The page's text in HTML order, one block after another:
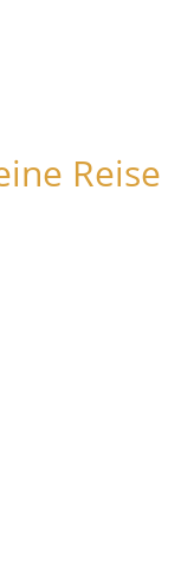
Reise